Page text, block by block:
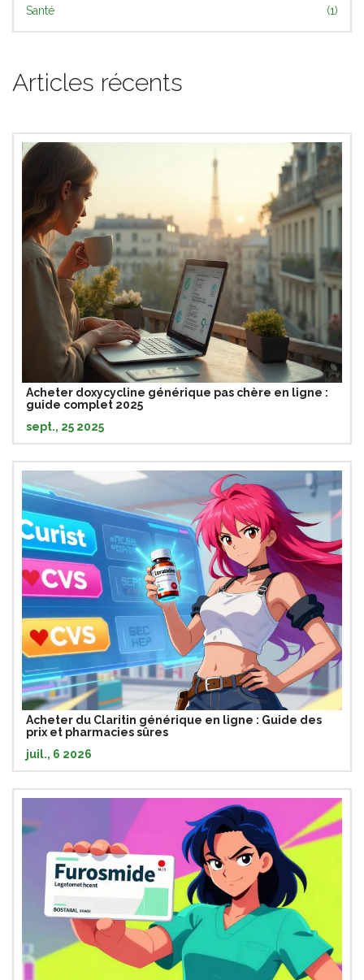
Santé (1)
Articles récents
Acheter doxycycline générique pas chère en ligne :
guide complet 2025
sept., 25 2025
Acheter du Claritin générique en ligne : Guide des
prix et pharmacies sûres
juil., 6 2026